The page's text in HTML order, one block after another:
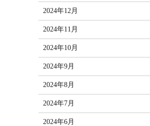
2024年12月
2024年11月
2024年10月
2024年9月
2024年8月
2024年7月
2024年6月